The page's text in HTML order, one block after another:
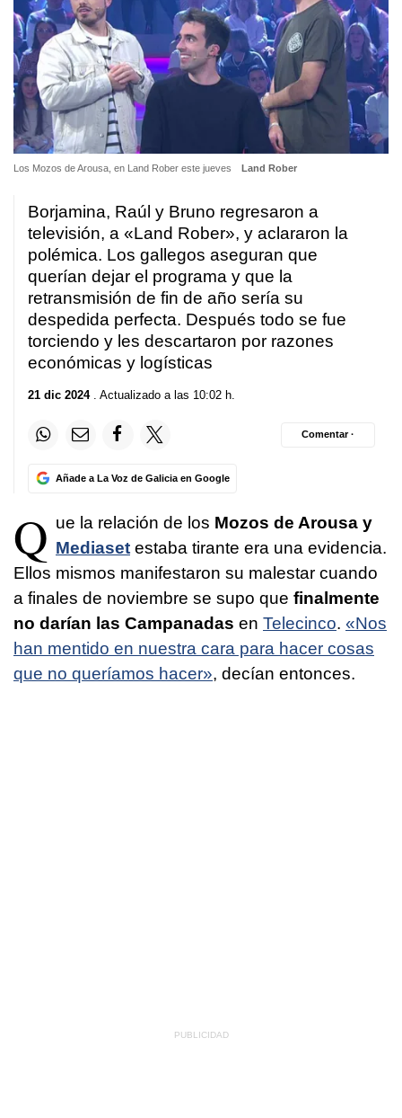
Los Mozos de Arousa, en Land Rober este jueves Land Rober
Borjamina, Raúl y Bruno regresaron a
televisión, a «Land Rober», y aclararon la
polémica. Los gallegos aseguran que
querían dejar el programa y que la
retransmisión de fin de año sería su
despedida perfecta. Después todo se fue
torciendo y les descartaron por razones
económicas y logísticas
21 dic 2024. Actualizado a las 10:02 h.
Añade a La Voz de Galicia en Google
Comentar ·
Q ue la relación de los Mozos de Arousa y
Mediaset estaba tirante era una evidencia.
Ellos mismos manifestaron su malestar cuando
a finales de noviembre se supo que finalmente
no darían las Campanadas en Telecinco. «Nos
han mentido en nuestra cara para hacer cosas
que no queríamos hacer», decían entonces.